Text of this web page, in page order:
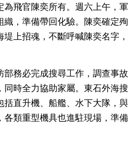
為飛官陳奕所有。週六上午，軍
織，準備帶回化驗。陳奕確定殉
上招魂，不斷呼喊陳奕名字，
部務必完成搜尋工作，調查事故
同時全力協助家屬。東石外海搜
括直升機、船艦、水下大隊，與
各類重型機具也進駐現場，準備